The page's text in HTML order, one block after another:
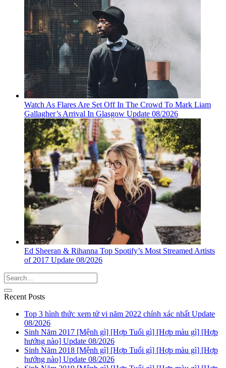
Watch As Flares Are Set Off In The Crowd To Mark Liam
Gallagher’s Arrival In Glasgow Update 08/2026
Ed Sheeran & Rihanna Top Spotify’s Most Streamed Artists
of 2017 Update 08/2026
Recent Posts
Top 3 hình thức xem tử vi năm 2022 chính xác nhất Update
08/2026
Sinh Năm 2017 [Mệnh gì] [Hợp Tuổi gì] [Hợp màu gì] [Hợp
hướng nào] Update 08/2026
Sinh Năm 2018 [Mệnh gì] [Hợp Tuổi gì] [Hợp màu gì] [Hợp
hướng nào] Update 08/2026